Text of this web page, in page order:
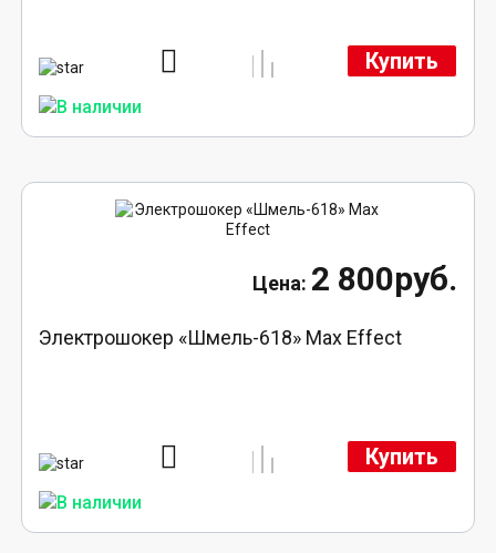
Купить
2 800руб.
Электрошокер «Шмель-618» Max Effect
Купить